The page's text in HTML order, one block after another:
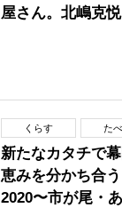
屋さん。北嶋克
くらす た
新たなカタチで
恵みを分かち合
2020〜市が尾・